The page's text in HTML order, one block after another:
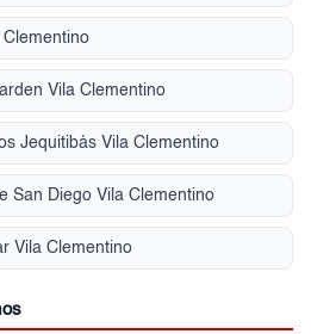
Vila Clementino
Jequitibás Vila Clementino
San Diego Vila Clementino
Vila Clementino